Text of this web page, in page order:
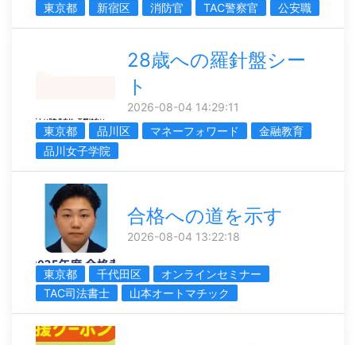
東京都 新宿区 消防官 TAC警察官 公安職
28歳への羅針盤シー
ト
2026-08-04 14:29:11
東京都
品川区 マネーフォワード
金融教育
品川女子学院
合格への道を示す
2026-08-04 13:22:18
東京都 千代田区
オンラインセミナー
TAC司法書士
山本オートマチック